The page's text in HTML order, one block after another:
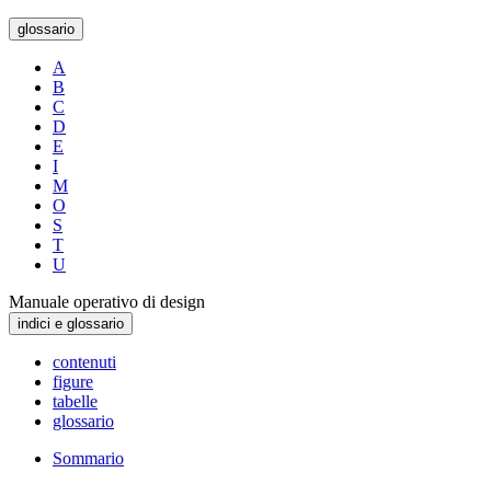
glossario
A
B
C
D
E
I
M
O
S
T
U
Manuale operativo di design
indici e glossario
contenuti
figure
tabelle
glossario
Sommario